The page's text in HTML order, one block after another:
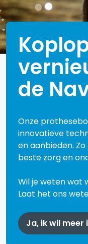
de
Onze
innovatieve
en aanbieden.
beste zorg en
Wil je weten wat
Laat het ons
Ja, ik wil